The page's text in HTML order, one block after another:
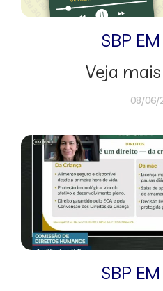
SBP
Veja
08/06/
SBP